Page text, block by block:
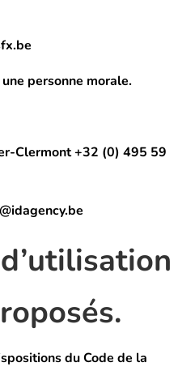
personne morale.
Clermont +32 (0) 495 59
du Code de la